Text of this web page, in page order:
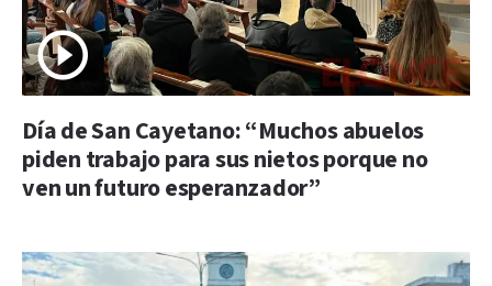
Día de San Cayetano: “Muchos abuelos
piden trabajo para sus nietos porque no
ven un futuro esperanzador”